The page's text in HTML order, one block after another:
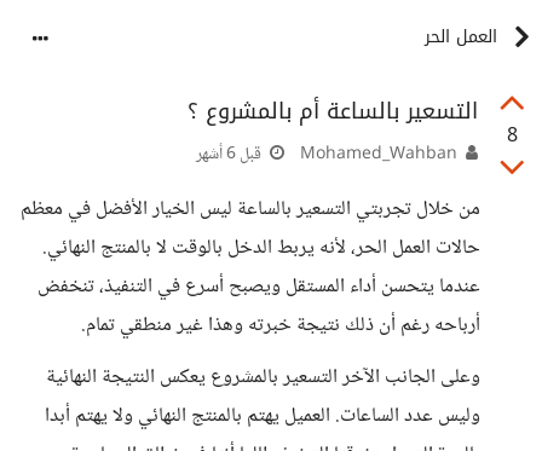
العمل الحر
8
التسعير بالساعة أم بالمشروع ؟
قبل 6 أشهر
من خلال تجربتي التسعير بالساعة ليس الخيار الأفضل في معظم
حالات العمل الحر، لأنه يربط الدخل بالوقت لا بالمنتج النهائي.
عندما يتحسن أداء المستقل ويصبح أسرع في التنفيذ، تنخفض
أرباحه رغم أن ذلك نتيجة خبرته وهذا غير منطقي تمام.
وعلى الجانب الآخر التسعير بالمشروع يعكس النتيجة النهائية
وليس عدد الساعات. العميل يهتم بالمنتج النهائي ولا يهتم أبدا